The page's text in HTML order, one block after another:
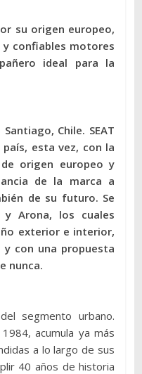
su origen europeo,
confiables motores
ideal para la
Chile. SEAT
esta vez, con la
origen europeo y
de la marca a
de su futuro. Se
Arona, los cuales
exterior e interior,
con una propuesta
nunca.
segmento urbano.
acumula ya más
a lo largo de sus
40 años de historia